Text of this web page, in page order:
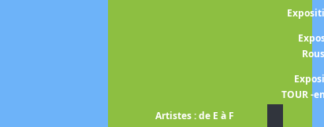
TOUR -
Artistes : de E à F